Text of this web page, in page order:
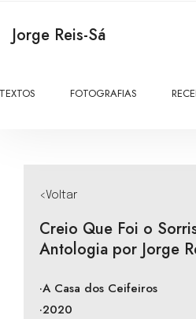
Jorge Reis-Sá
TEXTOS FOTOGRAFIAS
<Voltar
Creio Que Foi o
Antologia por Jorge
·A Casa dos Ceifeiros
·2020